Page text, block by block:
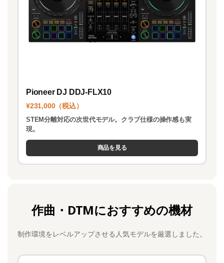
Pioneer DJ DDJ-FLX10
¥231,000（税込）
STEM分離対応の次世代モデル。クラブ仕様の操作感も実
現。
商品を見る
作曲・DTMにおすすめの機材
制作環境をレベルアップさせる人気モデルを厳選しました。